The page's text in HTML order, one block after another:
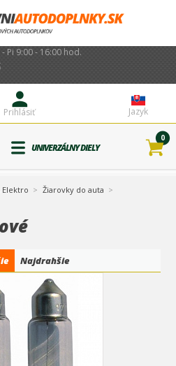
Pi 9:00 - 16:00 hod.
Jazyk
Prihlásiť
UNIVERZÁLNY DIELY
0
Elektro
Žiarovky do auta
Najdrahšie